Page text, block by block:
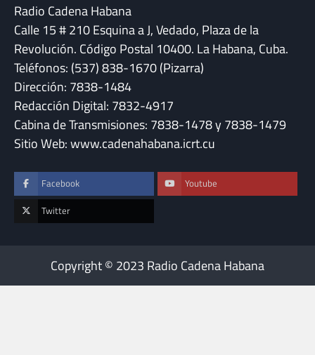
Radio Cadena Habana
Calle 15 # 210 Esquina a J, Vedado, Plaza de la
Revolución. Código Postal 10400. La Habana, Cuba.
Teléfonos: (537) 838-1670 (Pizarra)
Dirección: 7838-1484
Redacción Digital: 7832-4917
Cabina de Transmisiones: 7838-1478 y 7838-1479
Sitio Web: www.cadenahabana.icrt.cu
Facebook Youtube
Twitter